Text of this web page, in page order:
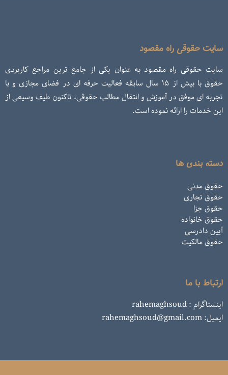
سایت حقوقی راه مقصود
سایت حقوقی راه مقصود به عنوان یکی از جامع ترین مراجع کاربردی
حقوق با بیش از ۱۵ سال سابقه فعالیت حرفه ای در فضای مجازی و با
تجربه ای موفق در آموزش و انتقال مطالب حقوقی، تاکنون طیف وسیعی از
این خدمات را ارائه نموده است.
دسته بندی ها
حقوق مدنی
حقوق تجاری
حقوق جزا
حقوق خانواده
آیین دادرسی
حقوق مالکیت
ارتباط با ما
اینستاگرام : rahemaghsoud
ایمیل: rahemaghsoud@gmail.com